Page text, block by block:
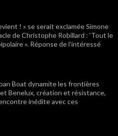
! » se serait exclamée Simone
de Christophe Robillard : ‘Tout le
». Réponse de l’intéressé
Boat dynamite les frontières
Benelux, création et résistance,
inédite avec ces